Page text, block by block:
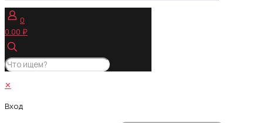
вариаций.
0
0.00 ₽
✕
Вход